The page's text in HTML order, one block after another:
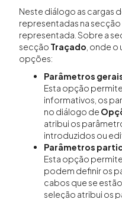
Neste diálogo as cargas
representadas na
representada. Sobre a
secção Traçado , onde
opções:
Parâmetros
Esta opção permite
informativos, os
no diálogo de
atribui os
introduzidos ou
Parâmetros
Esta opção
podem definir os
cabos que se
seleção atribui os